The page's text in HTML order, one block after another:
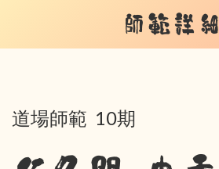
師範詳細
道場師範 10期